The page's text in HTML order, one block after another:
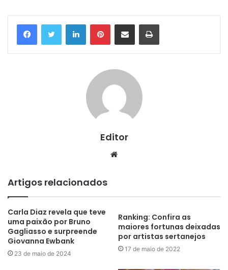
LinkedinPinterestCompartilhar via e-mail Imprimir
Editor
Website
Artigos relacionados
Carla Diaz revela que teve
uma paixão por Bruno
Gagliasso e surpreende
Giovanna Ewbank
23 de maio de 2024
Ranking: Confira as
maiores fortunas deixadas
por artistas sertanejos
17 de maio de 2022